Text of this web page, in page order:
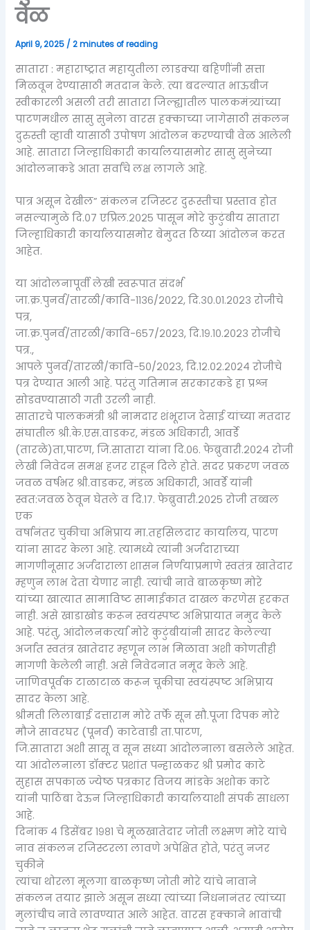
वेळ
April 9, 2025 /2 minutes of reading
सातारा : महाराष्ट्रात महायुतीला लाडक्या बहिणींनी सत्ता
मिळवून देण्यासाठी मतदान केले. त्या बदल्यात भाऊबीज
स्वीकारली असली तरी सातारा जिल्ह्यातील पालकमंत्र्यांच्या
पाटणमधील सासु सुनेला वारस हक्काच्या जागेसाठी संकलन
दुरुस्ती व्हावी यासाठी उपोषण आंदोलन करण्याची वेळ आलेली
आहे. सातारा जिल्हाधिकारी कार्यालयासमोर सासु सुनेच्या
आंदोलनाकडे आता सर्वांचे लक्ष लागले आहे.
पात्र असून देखील” संकलन रजिस्टर दुरूस्तीचा प्रस्ताव होत
नसल्यामुळे दि.०७ एप्रिल.२०२५ पासून मोरे कुटुंबीय सातारा
जिल्हाधिकारी कार्यालयासमोर बेमुदत ठिय्या आंदोलन करत
आहेत.
या आंदोलनापूर्वी लेखी स्वरूपात संदर्भ
जा.क्र.पुनर्व/तारळी/कावि-११३६/२०२२, दि.३०.०१.२०२३ रोजीचे
पत्र,
जा.क्र.पुनर्व/तारळी/कावि-६५७/२०२३, दि.१९.१०.२०२३ रोजीचे
पत्र.,
आपले पुनर्व/तारळी/कावि-५०/२०२३, दि.१२.०२.२०२४ रोजीचे
पत्र देण्यात आली आहे. परंतु गतिमान सरकारकडे हा प्रश्न
सोडवण्यासाठी गती उरली नाही.
सातारचे पालकमंत्री श्री नामदार शंभूराज देसाई यांच्या मतदार
संघातील श्री.के.एस.वाडकर, मंडळ अधिकारी, आवर्डे
(तारळे)ता,पाटण, जि.सातारा यांना दि.०६. फेब्रुवारी.२०२४ रोजी
लेखी निवेदन समक्ष हजर राहून दिले होते. सदर प्रकरण जवळ
जवळ वर्षभर श्री.वाडकर, मंडळ अधिकारी, आवर्डे यांनी
स्वत:जवळ ठेवून घेतले व दि.१७. फेब्रुवारी.२०२५ रोजी तब्बल
एक
वर्षानंतर चुकीचा अभिप्राय मा.तहसिलदार कार्यालय, पाटण
यांना सादर केला आहे. त्यामध्ये त्यांनी अर्जदाराच्या
मागणीनूसार अर्जदाराला शासन निर्णयाप्रमाणे स्वतंत्र खातेदार
म्हणुन लाभ देता येणार नाही. त्यांची नावे बाळकृष्ण मोरे
यांच्या खात्यात सामाविष्ट सामाईकात दाखल करणेस हरकत
नाही. असे खाडाखोड करून स्वयंस्पष्ट अभिप्रायात नमुद केले
आहे. परंतु, आंदोलनकर्त्या मोरे कुटुंबीयांनी सादर केलेल्या
अर्जात स्वतंत्र खातेदार म्हणून लाभ मिळावा अशी कोणतीही
मागणी केलेली नाही. असे निवेदनात नमूद केले आहे.
जाणिवपूर्वक टाळाटाळ करून चूकीचा स्वयंस्पष्ट अभिप्राय
सादर केला आहे.
श्रीमती लिलाबाई दत्ताराम मोरे तर्फे सून सौ.पूजा दिपक मोरे
मौजे सावरघर (पूनर्व) काटेवाडी ता.पाटण,
जि.सातारा अशी सासू व सून सध्या आंदोलनाला बसलेले आहेत.
या आंदोलनाला डॉक्टर प्रशांत पन्हाळकर श्री प्रमोद काटे
सुहास सपकाळ ज्येष्ठ पत्रकार विजय मांडके अशोक काटे
यांनी पाठिंबा देऊन जिल्हाधिकारी कार्यालयाशी संपर्क साधला
आहे.
दिनांक ४ डिसेंबर १९८१ चे मूळखातेदार जोती लक्ष्मण मोरे यांचे
नाव संकलन रजिस्टरला लावणे अपेक्षित होते, परंतु नजर
चुकीने
त्यांचा थोरला मूलगा बाळकृष्ण जोती मोरे यांचे नावाने
संकलन तयार झाले असून सध्या त्यांच्या निधनानंतर त्यांच्या
मुलांचीच नावे लावण्यात आले आहेत. वारस हक्काने भावांची